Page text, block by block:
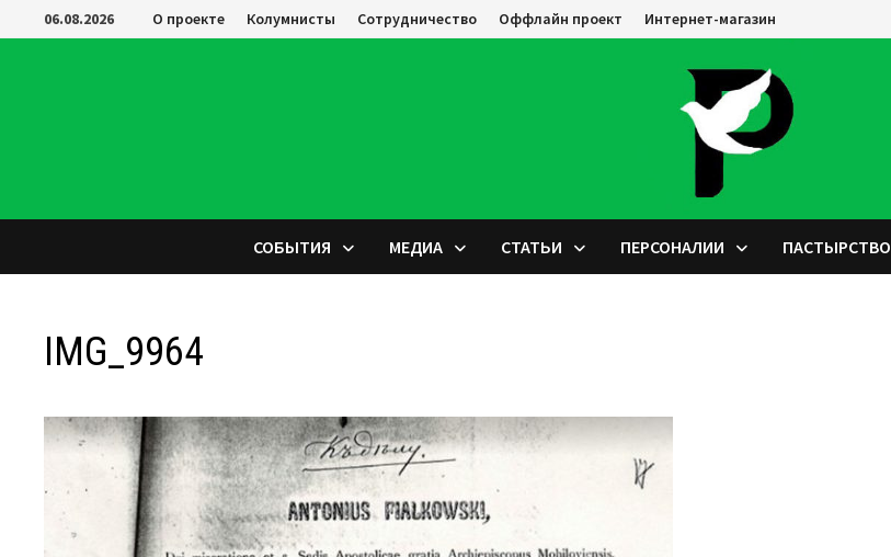
Перейти
к
06.08.2026 О проекте Колумнисты Сотрудничество Оффлайн проект Интернет-магазин
СОБЫТИЯ МЕДИА СТАТЬИ ПЕРСОНАЛИИ ПАСТЫРСТВО
IMG_9964